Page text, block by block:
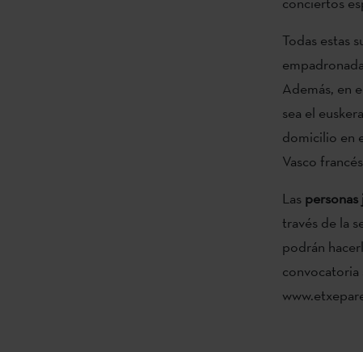
Todas estas
Además, en
sea el
domicilio en
Vasco
Las personas
través de la
podrán
convocatoria